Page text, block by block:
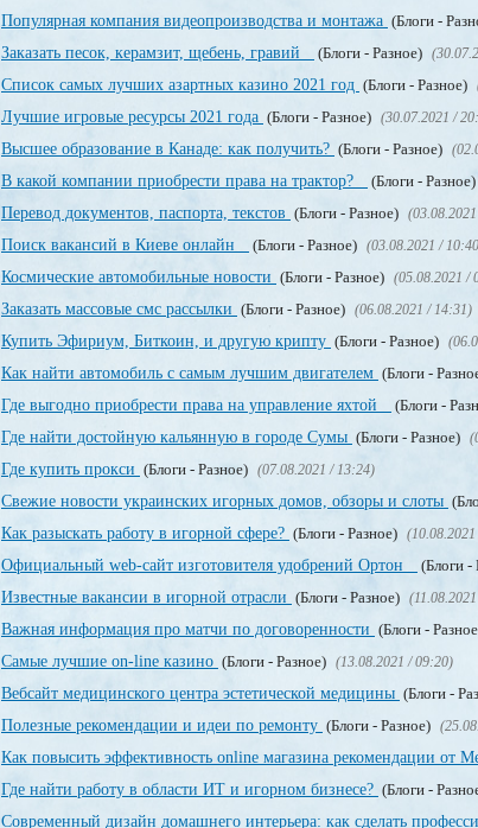
Популярная компания видеопроизводства и монтажа (Блоги -
Заказать песок, керамзит, щебень, гравий (Блоги - Разное)
Список самых лучших азартных казино 2021 год (Блоги - Разное)
Лучшие игровые ресурсы 2021 года (Блоги - Разное) (30.07.2021 /
Высшее образование в Канаде: как получить? (Блоги - Разное)
В какой компании приобрести права на трактор? (Блоги - Разное)
Перевод документов, паспорта, текстов (Блоги - Разное)
Поиск вакансий в Киеве онлайн (Блоги - Разное) (03.08.2021 /
Космические автомобильные новости (Блоги - Разное) (05.08.2021 /
Заказать массовые смс рассылки (Блоги - Разное) (06.08.2021 / 14:31)
Купить Эфириум, Биткоин, и другую крипту (Блоги - Разное)
Как найти автомобиль с самым лучшим двигателем (Блоги -
Где выгодно приобрести права на управление яхтой (Блоги -
Где найти достойную кальянную в городе Сумы (Блоги - Разное)
Где купить прокси (Блоги - Разное) (07.08.2021 / 13:24)
Свежие новости украинских игорных домов, обзоры и слоты
Как разыскать работу в игорной сфере? (Блоги - Разное)
Официальный web-сайт изготовителя удобрений Ортон (Блоги -
Известные вакансии в игорной отрасли (Блоги - Разное)
Важная информация про матчи по договоренности (Блоги -
Самые лучшие on-line казино (Блоги - Разное) (13.08.2021 / 09:20)
Вебсайт медицинского центра эстетической медицины (Блоги -
Полезные рекомендации и идеи по ремонту (Блоги - Разное)
Как повысить эффективность online магазина рекомендации от
Где найти работу в области ИТ и игорном бизнесе? (Блоги -
Современный дизайн домашнего интерьера: как сделать